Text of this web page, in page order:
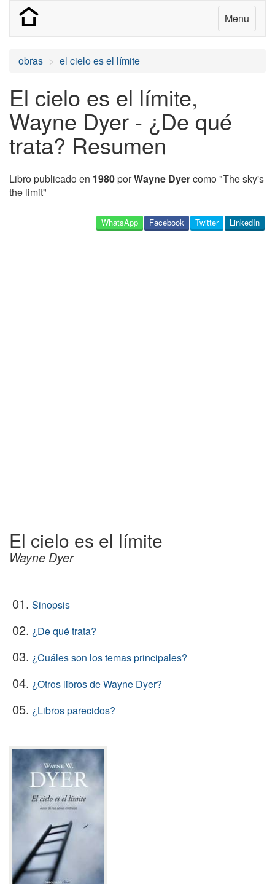
Menu
obras el cielo es el límite
El cielo es el límite,
Wayne Dyer - ¿De qué
trata? Resumen
Libro publicado en 1980porWayne Dyercomo "The sky's
the limit"
LinkedIn
Twitter
Facebook
WhatsApp
El cielo es el límite
Wayne Dyer
01. Sinopsis
02. ¿De qué trata?
03. ¿Cuáles son los temas principales?
04. ¿Otros libros de Wayne Dyer?
05. ¿Libros parecidos?